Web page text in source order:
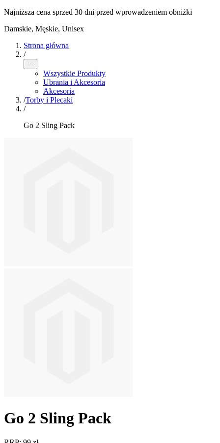
Najniższa cena sprzed 30 dni przed wprowadzeniem obniżki
Damskie, Męskie, Unisex
Strona główna
/
...
Wszystkie Produkty
Ubrania i Akcesoria
Akcesoria
/Torby i Plecaki
/
Go 2 Sling Pack
Go 2 Sling Pack